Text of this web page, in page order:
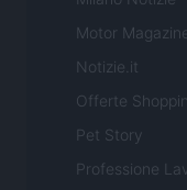
Motor
Notizie.it
Offerte
Pet Story
Professione